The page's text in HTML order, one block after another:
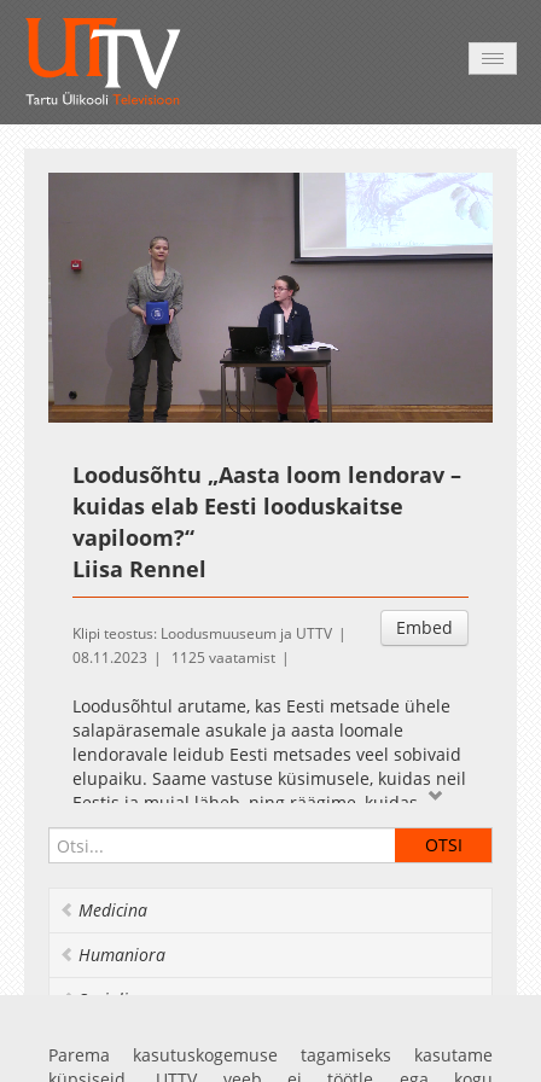
Unmute Loaded:
0.48%
Esituskiirused
Auto
Loodusõhtu „Aasta loom lendorav –
kuidas elab Eesti looduskaitse
vapiloom?“
Liisa Rennel
Embed
Klipi teostus: Loodusmuuseum ja UTTV
08.11.2023
1125 vaatamist
Loodusõhtul arutame, kas Eesti metsade ühele
salapärasemale asukale ja aasta loomale
lendoravale leidub Eesti metsades veel sobivaid
elupaiku. Saame vastuse küsimusele, kuidas neil
Eestis ja mujal läheb, ning räägime, kuidas
uurida ja kaitsta liiki, keda vaid vähesed on oma
silmaga näinud.
LIFE-projekti eksperdina. Lendoravate uurimise
nüüdseks korraldanud nende kaitset üle kümne
Medicina
Humaniora
Socialia
Realia et naturalia
Parema kasutuskogemuse tagamiseks kasutame